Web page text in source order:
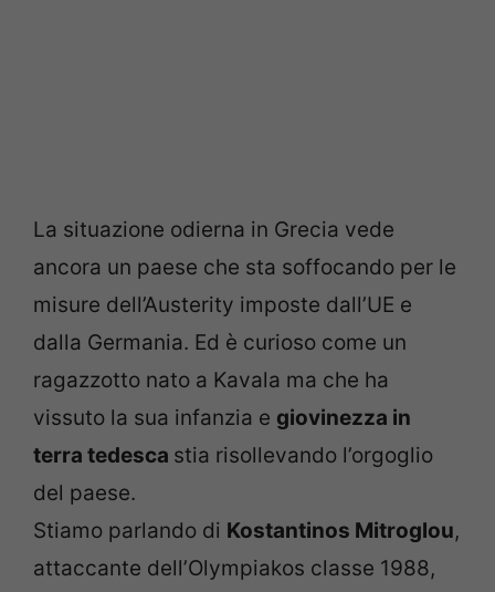
La situazione odierna in Grecia vede
ancora un paese che sta soffocando per le
misure dell’Austerity imposte dall’UE e
dalla Germania. Ed è curioso come un
ragazzotto nato a Kavala ma che ha
vissuto la sua infanzia e giovinezza in
terra tedesca stia risollevando l’orgoglio
del paese.
Stiamo parlando di Kostantinos Mitroglou,
attaccante dell’Olympiakos classe 1988,